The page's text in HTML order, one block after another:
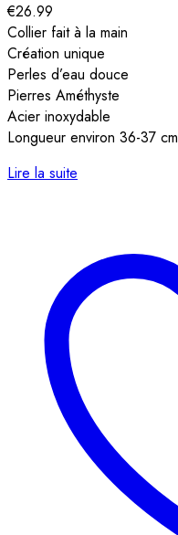
€26.99
Collier fait à la main
Création unique
Perles d’eau douce
Pierres Améthyste
Acier inoxydable
Longueur environ 36-37 cm
Lire la suite